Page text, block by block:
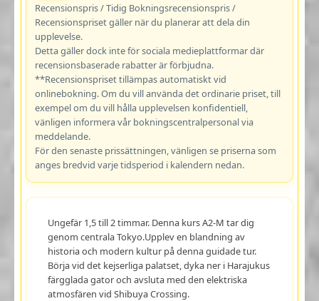
Recensionspris / Tidig Bokningsrecensionspris /
Recensionspriset gäller när du planerar att dela din
upplevelse.
Detta gäller dock inte för sociala medieplattformar där
recensionsbaserade rabatter är förbjudna.
**Recensionspriset tillämpas automatiskt vid
onlinebokning. Om du vill använda det ordinarie priset, till
exempel om du vill hålla upplevelsen konfidentiell,
vänligen informera vår bokningscentralpersonal via
meddelande.
För den senaste prissättningen, vänligen se priserna som
anges bredvid varje tidsperiod i kalendern nedan.
Ungefär 1,5 till 2 timmar. Denna kurs A2-M tar dig
genom centrala Tokyo.Upplev en blandning av
historia och modern kultur på denna guidade tur.
Börja vid det kejserliga palatset, dyka ner i Harajukus
färgglada gator och avsluta med den elektriska
atmosfären vid Shibuya Crossing.